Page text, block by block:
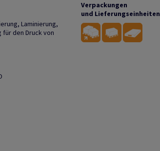
Laminierung,
den Druck von
Verpackungen
und Lieferungseinheiten